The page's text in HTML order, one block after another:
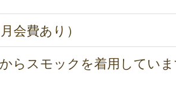
会費あり）
らスモックを着用してい